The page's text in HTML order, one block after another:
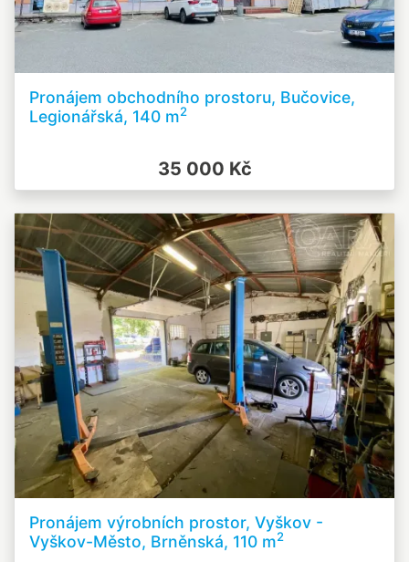
Pronájem obchodního prostoru, Bučovice,
Legionářská, 140 m2
35 000 Kč
Pronájem výrobních prostor, Vyškov -
Vyškov-Město, Brněnská, 110 m2